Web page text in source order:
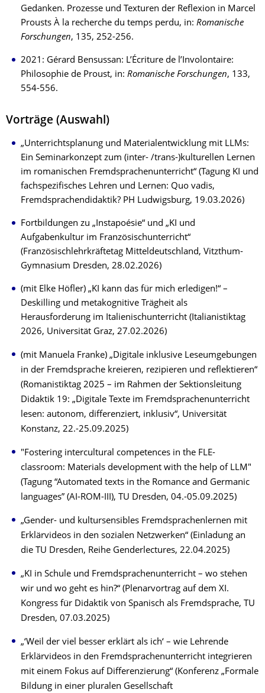
Gedanken. Prozesse und Texturen der Reflexion in Marcel
Prousts À la recherche du temps perdu, in: Romanische
Forschungen, 135, 252-256.
2021: Gérard Bensussan: L’Écriture de l’Involontaire:
Philosophie de Proust, in: Romanische Forschungen, 133,
554-556.
Vorträge (Auswahl)
„Unterrichtsplanung und Materialentwicklung mit LLMs:
Ein Seminarkonzept zum (inter- /trans-)kulturellen Lernen
im romanischen Fremdsprachenunterricht“ (Tagung KI und
fachspezifisches Lehren und Lernen: Quo vadis,
Fremdsprachendidaktik? PH Ludwigsburg, 19.03.2026)
Fortbildungen zu „Instapoésie“ und „KI und
Aufgabenkultur im Französischunterricht“
(Französischlehrkräftetag Mitteldeutschland, Vitzthum-
Gymnasium Dresden, 28.02.2026)
(mit Elke Höfler) „KI kann das für mich erledigen!“ –
Deskilling und metakognitive Trägheit als
Herausforderung im Italienischunterricht (Italianistiktag
2026, Universität Graz, 27.02.2026)
(mit Manuela Franke) „Digitale inklusive Leseumgebungen
in der Fremdsprache kreieren, rezipieren und reflektieren“
(Romanistiktag 2025 – im Rahmen der Sektionsleitung
Didaktik 19: „Digitale Texte im Fremdsprachenunterricht
lesen: autonom, differenziert, inklusiv“, Universität
Konstanz, 22.-25.09.2025)
"Fostering intercultural competences in the FLE-
classroom: Materials development with the help of LLM"
(Tagung “Automated texts in the Romance and Germanic
languages” (AI-ROM-III), TU Dresden, 04.-05.09.2025)
„Gender- und kultursensibles Fremdsprachenlernen mit
Erklärvideos in den sozialen Netzwerken“ (Einladung an
die TU Dresden, Reihe Genderlectures, 22.04.2025)
„KI in Schule und Fremdsprachenunterricht – wo stehen
wir und wo geht es hin?“ (Plenarvortrag auf dem XI.
Kongress für Didaktik von Spanisch als Fremdsprache, TU
Dresden, 07.03.2025)
„‘Weil der viel besser erklärt als ich‘ – wie Lehrende
Erklärvideos in den Fremdsprachenunterricht integrieren
mit einem Fokus auf Differenzierung“ (Konferenz „Formale
Bildung in einer pluralen Gesellschaft